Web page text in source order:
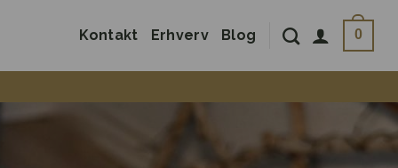
Kontakt Erhverv Blog 0